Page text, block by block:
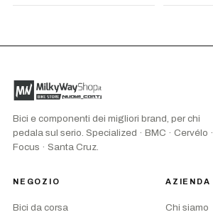
Bici e componenti dei migliori brand, per chi
pedala sul serio. Specialized · BMC · Cervélo ·
Focus · Santa Cruz.
NEGOZIO
Bici da corsa
AZIENDA
Chi siamo